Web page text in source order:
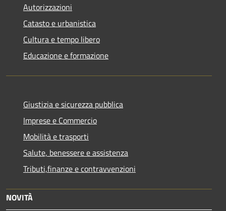
Autorizzazioni
Catasto e urbanistica
Cultura e tempo libero
Educazione e formazione
Giustizia e sicurezza pubblica
Imprese e Commercio
Mobilità e trasporti
Salute, benessere e assistenza
Tributi,finanze e contravvenzioni
NOVITÀ